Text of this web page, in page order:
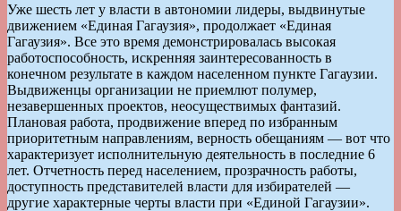
Уже шесть лет у власти в автономии лидеры, выдвинутые
движением «Единая Гагаузия», продолжает «Единая
Гагаузия». Все это время демонстрировалась высокая
работоспособность, искренняя заинтересованность в
конечном результате в каждом населенном пункте Гагаузии.
Выдвиженцы организации не приемлют полумер,
незавершенных проектов, неосуществимых фантазий.
Плановая работа, продвижение вперед по избранным
приоритетным направлениям, верность обещаниям — вот что
характеризует исполнительную деятельность в последние 6
лет. Отчетность перед населением, прозрачность работы,
доступность представителей власти для избирателей —
другие характерные черты власти при «Единой Гагаузии».